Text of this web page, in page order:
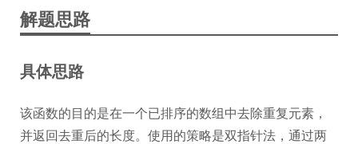
解题思路
具体思路
该函数的目的是在一个已排序的数组中去除重复元素，
并返回去重后的长度。使用的策略是双指针法，通过两